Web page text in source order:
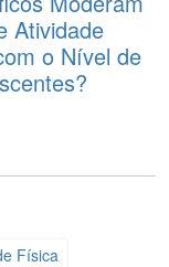
Atividade
o Nível de
Física